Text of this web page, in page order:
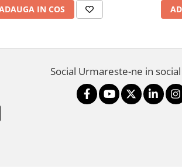
IN COS
Social Urmareste-ne in